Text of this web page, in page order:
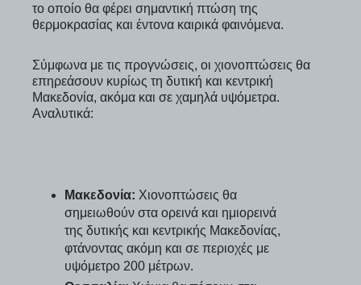
το οποίο θα φέρει σημαντική πτώση της
θερμοκρασίας και έντονα καιρικά φαινόμενα.
Σύμφωνα με τις προγνώσεις, οι χιονοπτώσεις θα
επηρεάσουν κυρίως τη δυτική και κεντρική
Μακεδονία, ακόμα και σε χαμηλά υψόμετρα.
Αναλυτικά:
Μακεδονία: Χιονοπτώσεις θα
σημειωθούν στα ορεινά και ημιορεινά
της δυτικής και κεντρικής Μακεδονίας,
φτάνοντας ακόμη και σε περιοχές με
υψόμετρο 200 μέτρων.